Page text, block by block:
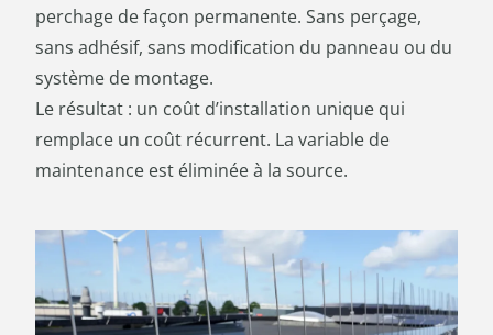
perchage de façon permanente. Sans perçage,
sans adhésif, sans modification du panneau ou du
système de montage.
Le résultat : un coût d’installation unique qui
remplace un coût récurrent. La variable de
maintenance est éliminée à la source.